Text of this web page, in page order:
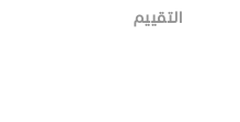
التقييم